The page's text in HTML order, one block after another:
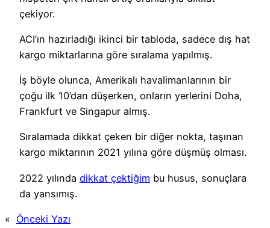
çekiyor.
ACI’ın hazırladığı ikinci bir tabloda, sadece dış hat
kargo miktarlarına göre sıralama yapılmış.
İş böyle olunca, Amerikalı havalimanlarının bir
çoğu ilk 10’dan düşerken, onların yerlerini Doha,
Frankfurt ve Singapur almış.
Sıralamada dikkat çeken bir diğer nokta, taşınan
kargo miktarının 2021 yılına göre düşmüş olması.
2022 yılında dikkat çektiğim bu husus, sonuçlara
da yansımış.
« Önceki Yazı